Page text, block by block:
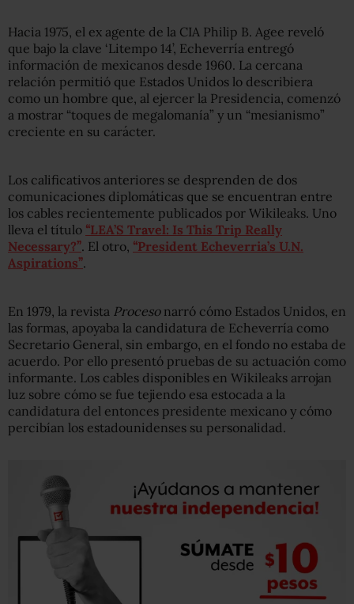
Hacia 1975, el ex agente de la CIA Philip B. Agee reveló
que bajo la clave ‘Litempo 14’, Echeverría entregó
información de mexicanos desde 1960. La cercana
relación permitió que Estados Unidos lo describiera
como un hombre que, al ejercer la Presidencia, comenzó
a mostrar “toques de megalomanía” y un “mesianismo”
creciente en su carácter.
Los calificativos anteriores se desprenden de dos
comunicaciones diplomáticas que se encuentran entre
los cables recientemente publicados por Wikileaks. Uno
lleva el título “LEA’S Travel: Is This Trip Really
Necessary?”. El otro, “President Echeverria’s U.N.
Aspirations”.
En 1979, la revista Procesonarró cómo Estados Unidos, en
las formas, apoyaba la candidatura de Echeverría como
Secretario General, sin embargo, en el fondo no estaba de
acuerdo. Por ello presentó pruebas de su actuación como
informante. Los cables disponibles en Wikileaks arrojan
luz sobre cómo se fue tejiendo esa estocada a la
candidatura del entonces presidente mexicano y cómo
percibían los estadounidenses su personalidad.